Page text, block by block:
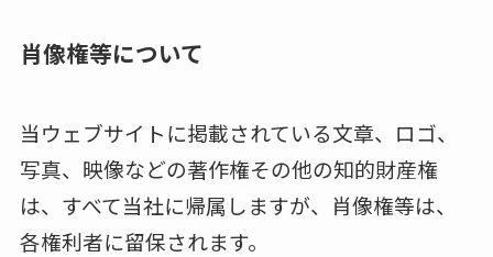
肖像権等について
当ウェブサイトに掲載されている文章、ロゴ、
写真、映像などの著作権その他の知的財産権
は、すべて当社に帰属しますが、肖像権等は、
各権利者に留保されます。